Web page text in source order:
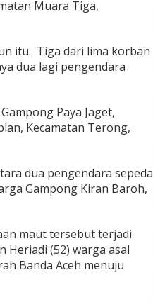
Muara Tiga,
itu. Tiga dari lima korban
dua lagi pengendara
Paya Jaget,
Kecamatan Terong,
dua pengendara sepeda
Gampong Kiran Baroh,
maut tersebut terjadi
Heriadi (52) warga asal
Banda Aceh menuju